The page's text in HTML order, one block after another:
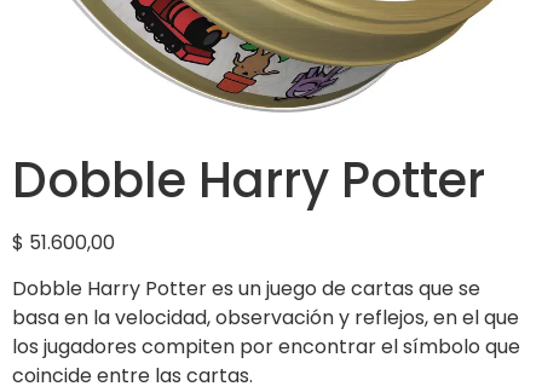
Dobble Harry Potter
$ 51.600,00
Dobble Harry Potter es un juego de cartas que se
basa en la velocidad, observación y reflejos, en el que
los jugadores compiten por encontrar el símbolo que
coincide entre las cartas.